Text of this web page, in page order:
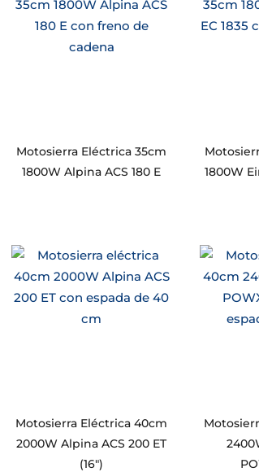
Motosierra Eléctrica 35cm
1800W Alpina ACS 180 E
1800W
Motosierra Eléctrica 40cm
2000W Alpina ACS 200 ET
(16″)